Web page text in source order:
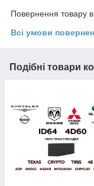
Повернення товару
Всі умови
Подібні товари